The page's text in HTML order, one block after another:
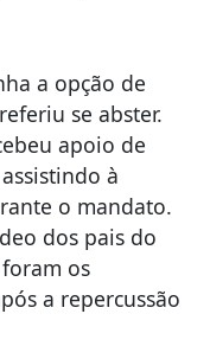
a opção de
se abster.
apoio de
à
o mandato.
dos pais do
os
a repercussão